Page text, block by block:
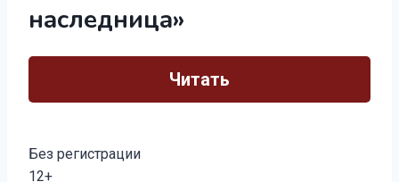
наследница»
Читать
Без регистрации
12+